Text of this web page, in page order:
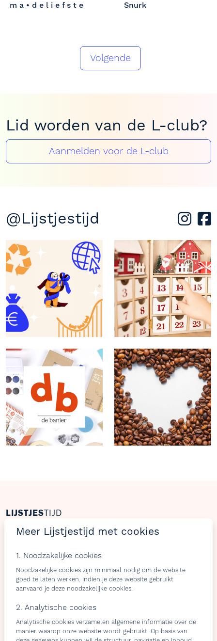
m a • d e l i e f s t e Snurk
Volgende
Lid worden van de L-club?
Aanmelden voor de L-club
@Lijstjestijd
LIJSTJESTIJD
Welkom op Lijstjestijd, hét online platform om
webshop.
Verlangslijstjes maken
Cadeaulijstje
Wat is de L-club
Wordt lid van onze L-club
Meer Lijstjestijd met cookies
1. Noodzakelijke cookies
Noodzakelijke cookies zijn minimaal nodig om de website
goed te laten werken. Indien je deze website gebruikt
aanvaard je deze noodzakelijke cookies.
2. Analytische cookies
Analytische cookies verzamelen algemene informatie over de
manier waarop onze website wordt gebruikt. Op basis van